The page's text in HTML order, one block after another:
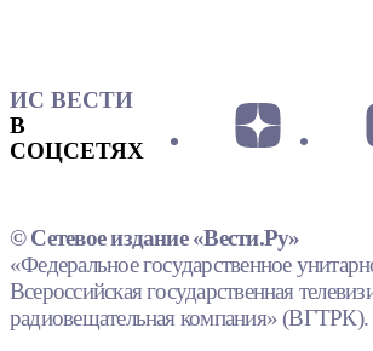
ИС ВЕСТИ
В
СОЦСЕТЯХ
© Сетевое издание «Вести.Ру»
«Федеральное государственное
Всероссийская государственная
радиовещательная компания» (ВГТРК).